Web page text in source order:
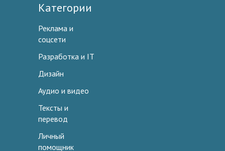
Категории
Реклама и
соцсети
Разработка и IT
Дизайн
Аудио и видео
Тексты и
перевод
Личный
помощник